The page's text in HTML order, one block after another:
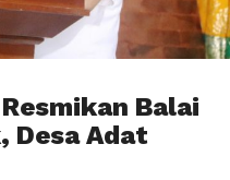
Balai
Desa Adat